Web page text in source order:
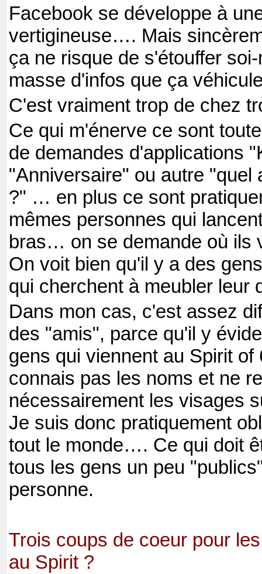
Facebook se développe à
vertigineuse…. Mais
ça ne risque de s'étouffer
masse d'infos que ça
C'est vraiment trop de chez
Ce qui m'énerve ce sont
de demandes d'applications
"Anniversaire" ou autre "quel
?" … en plus ce sont
mêmes personnes qui
bras… on se demande où ils
On voit bien qu'il y a des
qui cherchent à meubler leur
Dans mon cas, c'est assez
des "amis", parce qu'il y
gens qui viennent au Spirit of
connais pas les noms et ne
nécessairement les visages
Je suis donc pratiquement
tout le monde…. Ce qui doit
tous les gens un peu
personne.
Trois coups de coeur pour
au Spirit ?